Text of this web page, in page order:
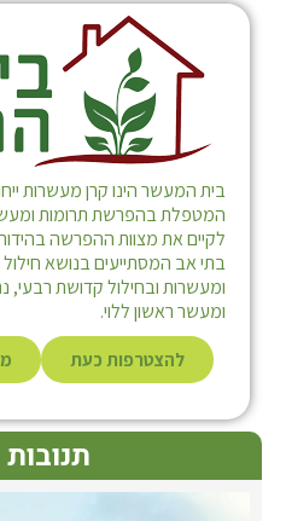
בית המעשר הינו קרן מעשרות
המטפלת בהפרשת תרומות
לקיים את מצוות ההפרשה
בתי אב המסתייעים בנושא
ומעשרות ובחילול קדושת רבעי,
ומעשר ראשון ללוי.
להצטרפות כעת